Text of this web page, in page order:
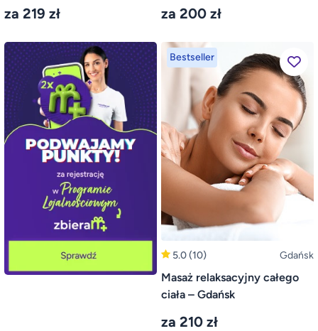
za 219 zł za 200 zł
Bestseller
5.0(10) Gdańsk
Masaż relaksacyjny całego
ciała – Gdańsk
za 210 zł